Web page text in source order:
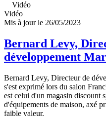
Vidéo
Vidéo
Mis à jour le 26/05/2023
Bernard Levy,
développement
Bernard Levy, Directeur de
s'est exprimé lors du salon
est celui d'un magasin discount
d'équipements de maison, axé
faible valeur.